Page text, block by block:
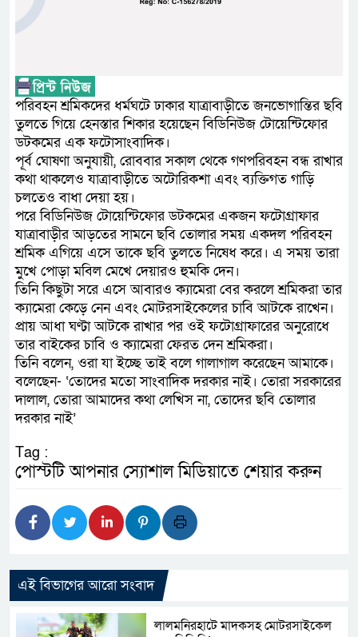
ফিলিপাইনের দক্ষিণ উপকূলে
পরিবহন শ্রমিকদের ধর্মঘটে ঢাকার যাত্রাবাড়ীতে জনভোগান্তির ছবি
তুলতে গিয়ে হেনস্তার শিকার হয়েছেন বিডিনিউজ টোয়েন্টিফোর
ডটকমের এক ফটোসাংবাদিক।
পূর্ব ঘোষণা অনুযায়ী, রোববার সকাল থেকে গণপরিবহন বন্ধ রাখার
কথা থাকলেও যাত্রাবাড়ীতে অটোরিকশা এবং ব্যক্তিগত গাড়ি
চলতেও বাধা দেয়া হয়।
পরে বিডিনিউজ টোয়েন্টিফোর ডটকমের একজন ফটোগ্রাফার
যাত্রাবাড়ীর আড়তের সামনে ছবি তোলার সময় একদল পরিবহন
শ্রমিক এগিয়ে এসে তাকে ছবি তুলতে নিষেধ করে। এ সময় তারা
মুখে পোড়া মবিল মেখে দেয়ারও হুমকি দেন।
তিনি কিছুটা সরে এসে আবারও ক্যামেরা বের করলে শ্রমিকরা তার
ক্যামেরা কেড়ে নেন এবং মোটরসাইকেলের চাবি আটকে রাখেন।
প্রায় আধা ঘণ্টা আটকে রাখার পর ওই ফটোগ্রাফারের অনুরোধে
তার বাইকের চাবি ও ক্যামেরা ফেরত দেন শ্রমিকরা।
তিনি বলেন, ওরা যা ইচ্ছে তাই বলে গালাগাল করেছেন আমাকে।
বলেছেন- ‘তোদের মতো সাংবাদিক দরকার নাই। তোরা সরকারের
দালাল, তোরা আমাদের কথা লেখিস না, তোদের ছবি তোলার
দরকার নাই’
Tag :
পোস্টটি আপনার স্যোশাল মিডিয়াতে শেয়ার করুন
এই বিভাগের আরো সংবাদ
লালমনিরহাটে মাদকসহ মোটরসাইকেল